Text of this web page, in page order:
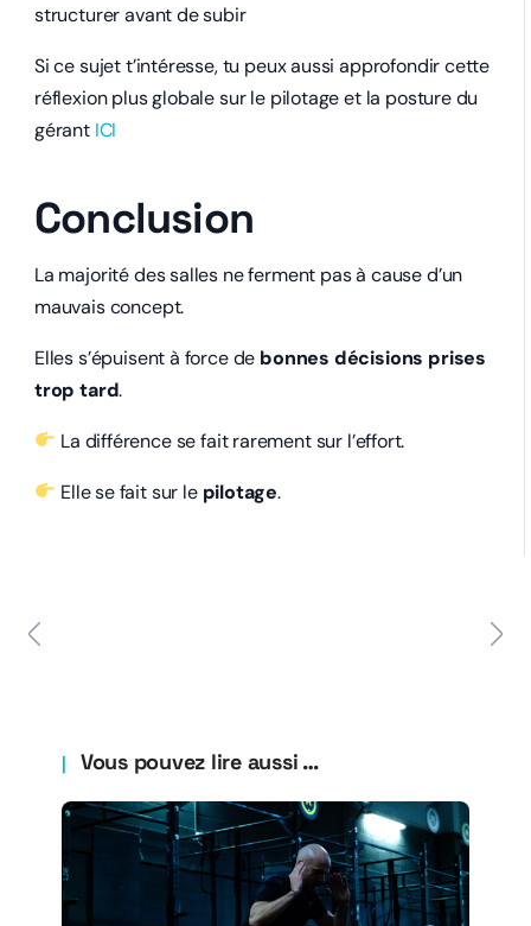
structurer avant de subir
Si ce sujet t’intéresse, tu peux aussi approfondir cette
réflexion plus globale sur le pilotage et la posture du
gérant ICI
Conclusion
La majorité des salles ne ferment pas à cause d’un
mauvais concept.
Elles s’épuisent à force de bonnes décisions prises
trop tard.
La différence se fait rarement sur l’effort.
Elle se fait sur le pilotage.
Vous pouvez lire aussi …